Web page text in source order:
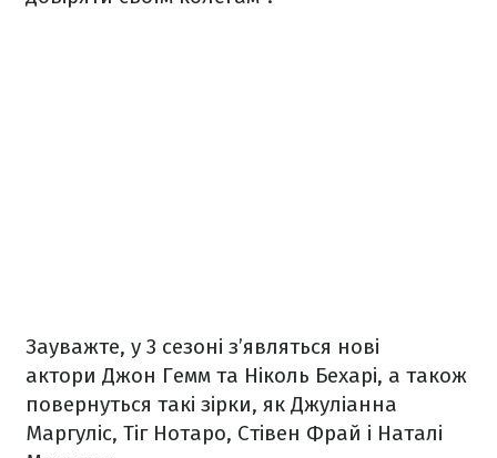
Зауважте, у 3 сезоні з’являться нові
актори Джон Гемм та Ніколь Бехарі, а також
повернуться такі зірки, як Джуліанна
Маргуліс, Тіг Нотаро, Стівен Фрай і Наталі